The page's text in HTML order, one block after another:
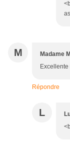
M Madame
Répondre
L